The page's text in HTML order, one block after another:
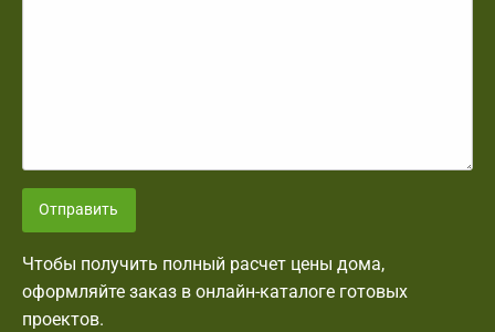
Отправить
Чтобы получить полный расчет цены дома,
оформляйте заказ в онлайн-каталоге готовых
проектов.